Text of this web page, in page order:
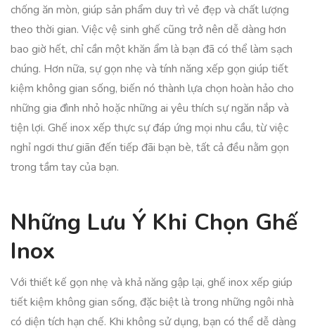
chống ăn mòn, giúp sản phẩm duy trì vẻ đẹp và chất lượng
theo thời gian. Việc vệ sinh ghế cũng trở nên dễ dàng hơn
bao giờ hết, chỉ cần một khăn ẩm là bạn đã có thể làm sạch
chúng. Hơn nữa, sự gọn nhẹ và tính năng xếp gọn giúp tiết
kiệm không gian sống, biến nó thành lựa chọn hoàn hảo cho
những gia đình nhỏ hoặc những ai yêu thích sự ngăn nắp và
tiện lợi. Ghế inox xếp thực sự đáp ứng mọi nhu cầu, từ việc
nghỉ ngơi thư giãn đến tiếp đãi bạn bè, tất cả đều nằm gọn
trong tầm tay của bạn.
Những Lưu Ý Khi Chọn Ghế
Inox
Với thiết kế gọn nhẹ và khả năng gập lại, ghế inox xếp giúp
tiết kiệm không gian sống, đặc biệt là trong những ngôi nhà
có diện tích hạn chế. Khi không sử dụng, bạn có thể dễ dàng